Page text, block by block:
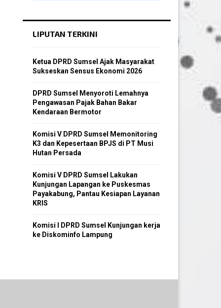
LIPUTAN TERKINI
Ketua DPRD Sumsel Ajak Masyarakat
Sukseskan Sensus Ekonomi 2026
DPRD Sumsel Menyoroti Lemahnya
Pengawasan Pajak Bahan Bakar
Kendaraan Bermotor
Komisi V DPRD Sumsel Memonitoring
K3 dan Kepesertaan BPJS di PT Musi
Hutan Persada
Komisi V DPRD Sumsel Lakukan
Kunjungan Lapangan ke Puskesmas
Payakabung, Pantau Kesiapan Layanan
KRIS
Komisi I DPRD Sumsel Kunjungan kerja
ke Diskominfo Lampung